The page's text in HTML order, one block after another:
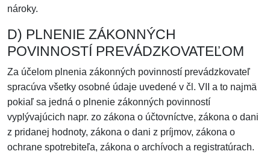
nároky.
D) PLNENIE ZÁKONNÝCH
POVINNOSTÍ PREVÁDZKOVATEĽOM
Za účelom plnenia zákonných povinností prevádzkovateľ
spracúva všetky osobné údaje uvedené v čl. VII a to najmä
pokiaľ sa jedná o plnenie zákonných povinností
vyplývajúcich napr. zo zákona o účtovníctve, zákona o dani
z pridanej hodnoty, zákona o dani z príjmov, zákona o
ochrane spotrebiteľa, zákona o archívoch a registratúrach.